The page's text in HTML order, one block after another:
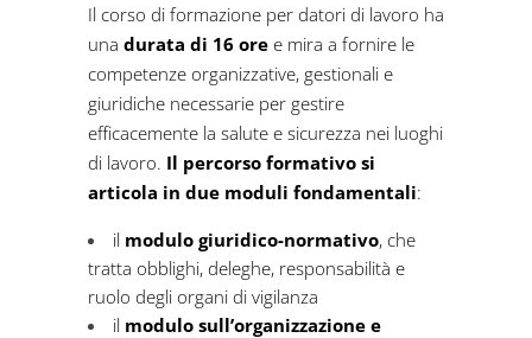
Il corso di formazione per datori di lavoro ha
una durata di 16 ore e mira a fornire le
competenze organizzative, gestionali e
giuridiche necessarie per gestire
efficacemente la salute e sicurezza nei luoghi
di lavoro. Il percorso formativo si
articola in due moduli fondamentali:
il modulo giuridico-normativo, che
tratta obblighi, deleghe, responsabilità e
ruolo degli organi di vigilanza
il modulo sull’organizzazione e